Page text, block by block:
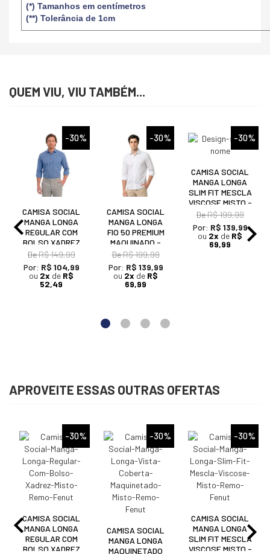
(*) Tamanhos em centímetros
(**) Tolerância de 1cm
QUEM VIU, VIU TAMBÉM...
-30%
CAMISA SOCIAL
MANGA LONGA
REGULAR COM
BOLSO XADREZ
MISTO - REMO
FENUT
DeR$ 149,99
Por: R$ 104,99
ou 2x de R$
52,49
-30%
CAMISA SOCIAL
MANGA LONGA
FIO 50 PREMIUM
MAQUINADO -
REMO FENUT
DeR$ 199,99
Por: R$ 139,99
ou 2x de R$
69,99
-30%
CAMISA SOCIAL
MANGA LONGA
SLIM FIT MESCLA
VISCOSE MISTO -
REMO FENUT
DeR$ 199,99
Por: R$ 139,99
ou 2x de R$
69,99
APROVEITE ESSAS OUTRAS OFERTAS
-30%
CAMISA SOCIAL
MANGA LONGA
REGULAR COM
BOLSO XADREZ
-30%
CAMISA SOCIAL
MANGA LONGA
MAQUINETADO
-30%
CAMISA SOCIAL
MANGA LONGA
SLIM FIT MESCLA
VISCOSE MISTO -